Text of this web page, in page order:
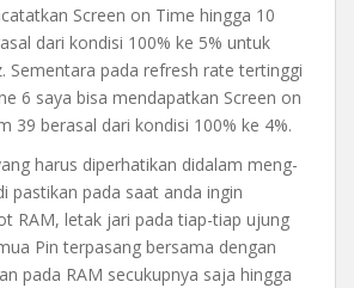
Screen on Time hingga 10
dari kondisi 100% ke 5% untuk
Sementara pada refresh rate tertinggi
6 saya bisa mendapatkan Screen on
39 berasal dari kondisi 100% ke 4%.
harus diperhatikan didalam meng-
pastikan pada saat anda ingin
RAM, letak jari pada tiap-tiap ujung
Pin terpasang bersama dengan
pada RAM secukupnya saja hingga